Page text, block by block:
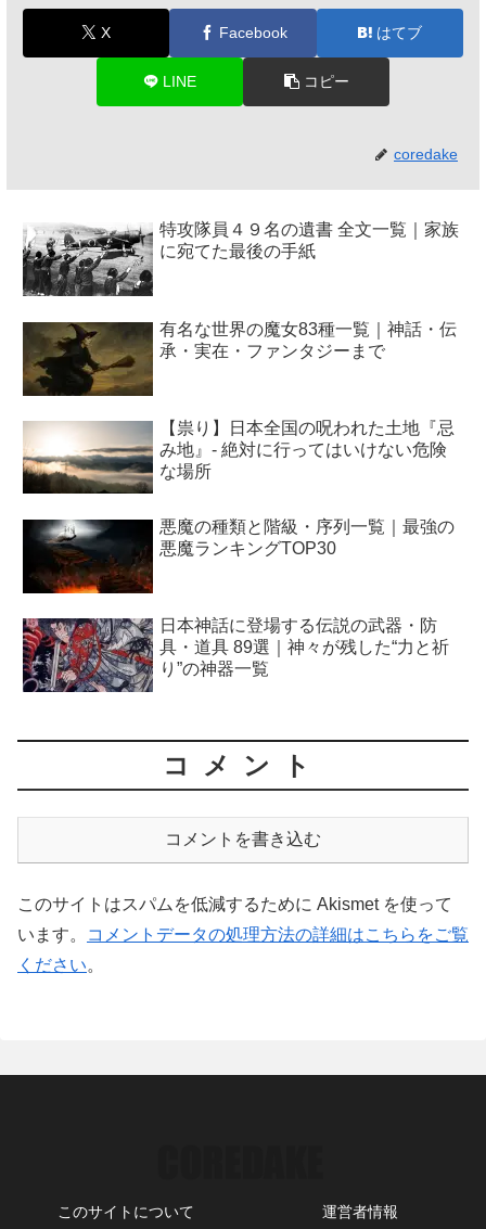
X Facebook はてブ
LINE コピー
coredake
特攻隊員４９名の遺書 全文一覧｜家族
に宛てた最後の手紙
有名な世界の魔女83種一覧｜神話・伝
承・実在・ファンタジーまで
【祟り】日本全国の呪われた土地『忌
み地』- 絶対に行ってはいけない危険
な場所
悪魔の種類と階級・序列一覧｜最強の
悪魔ランキングTOP30
日本神話に登場する伝説の武器・防
具・道具 89選｜神々が残した“力と祈
り”の神器一覧
コメント
コメントを書き込む
このサイトはスパムを低減するために Akismet を使って
います。
コメントデータの処理方法の詳細はこちらをご覧
ください。
このサイトについて 運営者情報